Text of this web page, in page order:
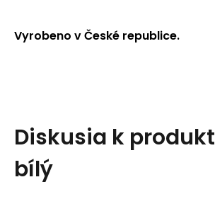
Vyrobeno v České republice.
Diskusia k
bílý